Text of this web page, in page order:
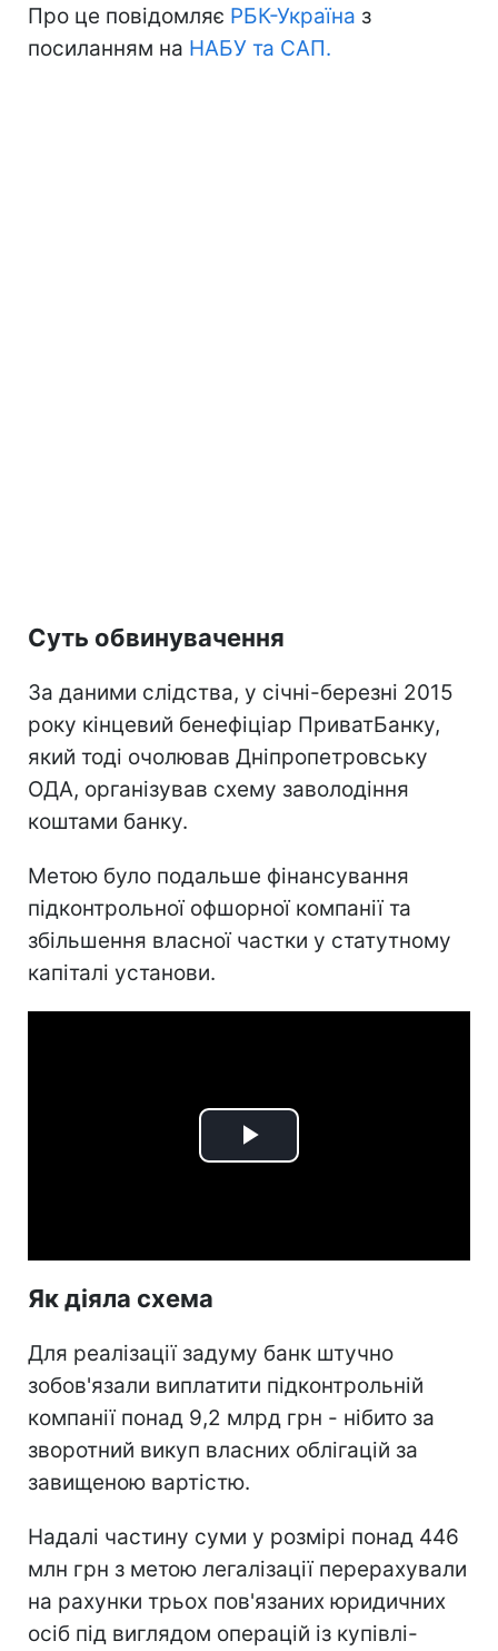
Про це повідомляє РБК-Україна з
посиланням на НАБУ та САП.
Суть обвинувачення
За даними слідства, у січні-березні 2015
року кінцевий бенефіціар ПриватБанку,
який тоді очолював Дніпропетровську
ОДА, організував схему заволодіння
коштами банку.
Метою було подальше фінансування
підконтрольної офшорної компанії та
збільшення власної частки у статутному
капіталі установи.
Play
Як діяла схема
Для реалізації задуму банк штучно
зобов'язали виплатити підконтрольній
компанії понад 9,2 млрд грн - нібито за
зворотний викуп власних облігацій за
завищеною вартістю.
Надалі частину суми у розмірі понад 446
млн грн з метою легалізації перерахували
на рахунки трьох пов'язаних юридичних
осіб під виглядом операцій із купівлі-